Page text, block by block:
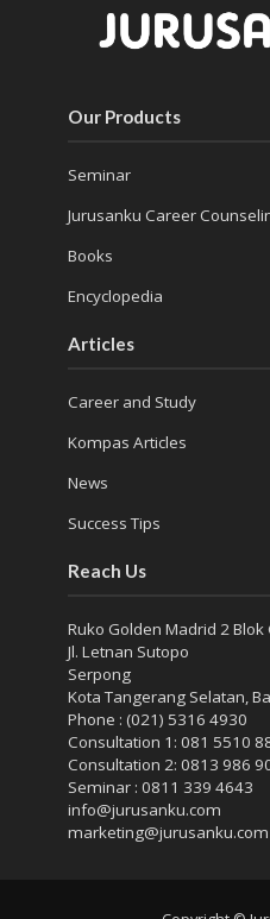
Our Products
Seminar
Jurusanku Career
Books
Encyclopedia
Articles
Career and Study
Kompas Articles
News
Success Tips
Reach Us
Ruko Golden Madrid 2 Blok
Jl. Letnan Sutopo
Serpong
Kota Tangerang Selatan,
Phone : (021) 5316 4930
Consultation 1: 081 5510
Consultation 2: 0813 986
Seminar : 0811 339 4643
info@jurusanku.com
marketing@jurusanku.com